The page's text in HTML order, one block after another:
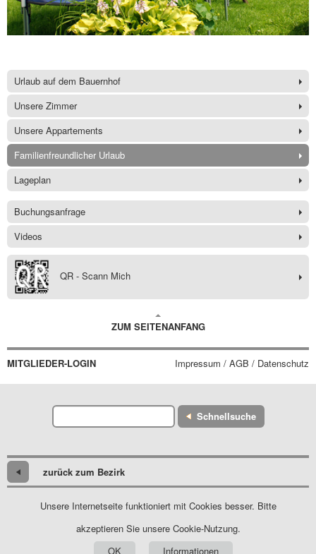
Urlaub auf dem Bauernhof
Unsere Zimmer
Unsere Appartements
Familienfreundlicher Urlaub
Lageplan
Buchungsanfrage
Videos
QR - Scann Mich
ZUM SEITENANFANG
MITGLIEDER-LOGIN Impressum / AGB / Datenschutz
Schnellsuche
zurück zum Bezirk
Unsere Internetseite funktioniert mit Cookies besser. Bitte
akzeptieren Sie unsere Cookie-Nutzung.
OK
Informationen